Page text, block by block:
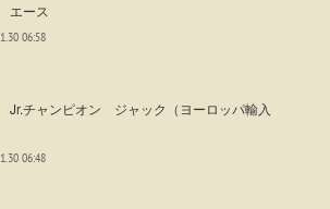
エース
06:58
チャンピオン ジャック（ヨーロッパ輸入
06:48